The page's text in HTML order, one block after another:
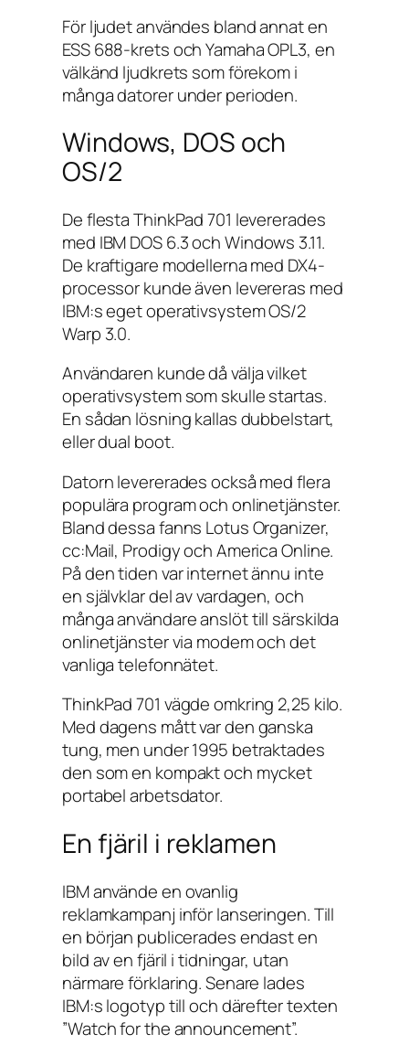
För ljudet användes bland annat en
ESS 688-krets och Yamaha OPL3, en
välkänd ljudkrets som förekom i
många datorer under perioden.
Windows, DOS och
OS/2
De flesta ThinkPad 701 levererades
med IBM DOS 6.3 och Windows 3.11.
De kraftigare modellerna med DX4-
processor kunde även levereras med
IBM:s eget operativsystem OS/2
Warp 3.0.
Användaren kunde då välja vilket
operativsystem som skulle startas.
En sådan lösning kallas dubbelstart,
eller dual boot.
Datorn levererades också med flera
populära program och onlinetjänster.
Bland dessa fanns Lotus Organizer,
cc:Mail, Prodigy och America Online.
På den tiden var internet ännu inte
en självklar del av vardagen, och
många användare anslöt till särskilda
onlinetjänster via modem och det
vanliga telefonnätet.
ThinkPad 701 vägde omkring 2,25 kilo.
Med dagens mått var den ganska
tung, men under 1995 betraktades
den som en kompakt och mycket
portabel arbetsdator.
En fjäril i reklamen
IBM använde en ovanlig
reklamkampanj inför lanseringen. Till
en början publicerades endast en
bild av en fjäril i tidningar, utan
närmare förklaring. Senare lades
IBM:s logotyp till och därefter texten
”Watch for the announcement”.